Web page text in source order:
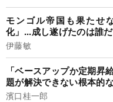
モンゴル帝国も果たせ
化」...成し遂げたのは誰
伊藤敏
「ベースアップか定期昇
題が解決できない根本的
濱口桂一郎